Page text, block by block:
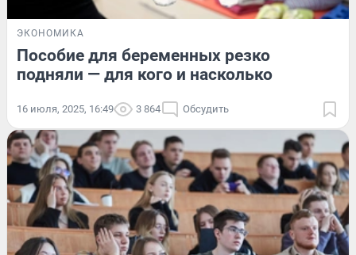
ЭКОНОМИКА
Пособие для беременных резко
подняли — для кого и насколько
16 июля, 2025, 16:49 3 864 Обсудить